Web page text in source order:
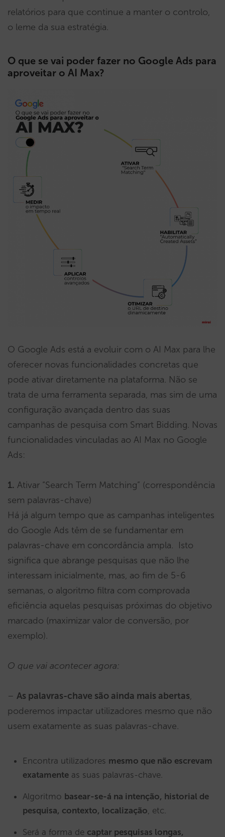
relatórios para que continue a manter o controlo,
o leme da sua estratégia.
O que se vai poder fazer no Google Ads para
aproveitar o AI Max?
O Google Ads está a evoluir com o AI Max para lhe
oferecer novas funcionalidades concretas que
pode ativar diretamente na plataforma. Não se
trata de uma ferramenta separada, mas sim de uma
configuração avançada dentro das suas
campanhas de pesquisa com Smart Bidding. Novas
funcionalidades vinculadas ao AI Max no Google
Ads:
1. Ativar “Search Term Matching” (correspondência
sem palavras-chave)
Há já algum tempo que as campanhas inteligentes
do Google Ads têm de se fundamentar em
palavras-chave em concordância ampla. Isto
significa que abrange pesquisas que não lhe
interessam inicialmente, mas, ao fim de 5-6
semanas, o algoritmo filtra com comprovada
eficiência aquelas pesquisas próximas do objetivo
marcado (maximizar valor de conversão, por
exemplo).
O que vai acontecer agora:
– As palavras-chave são ainda mais abertas,
poderemos impactar utilizadores mesmo que não
usem exatamente as suas palavras-chave.
Encontra utilizadores mesmo que não escrevam
exatamente as suas palavras-chave.
Algoritmo basear-se-á na intenção, historial de
pesquisa, contexto, localização , etc.
Será a forma de captar pesquisas longas,